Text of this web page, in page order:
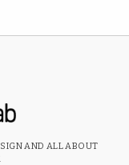
AND ALL ABOUT